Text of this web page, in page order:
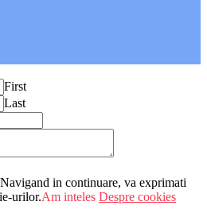
First
Last
in continuare, va exprimati
urilor.Am inteles Despre cookies